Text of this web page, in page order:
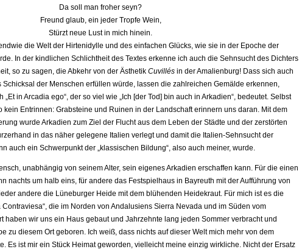
Da soll man froher seyn?
Freund glaub, ein jeder Tropfe Wein,
Stürzt neue Lust in mich hinein.
die Welt der Hirtenidylle und des einfachen Glücks, wie sie in der Epoche der
In der kindlichen Schlichtheit des Textes erkenne ich auch die Sehnsucht des Dichters
so zu sagen, die Abkehr von der Ästhetik Cuvillés in der Amalienburg! Dass sich auch
Schicksal der Menschen erfüllen würde, lassen die zahlreichen Gemälde erkennen,
in Arcadia ego“, der so viel wie „I ch [der Tod] bin auch in Arkadien“, bedeutet. Selbst
kein Entrinnen: Grabsteine und Ruinen in der Landschaft erinnern uns daran. Mit dem
wurde Arkadien zum Ziel der Flucht aus dem Leben der Städte und der zerstörten
in das näher gelegene Italien verlegt und damit die Italien-Sehnsucht der
auch ein Schwerpunkt der „klassischen Bildung“, also auch meiner, wurde.
unabhängig von seinem Alter, sein eigenes Arkadien erschaffen kann. Für die einen
nachts um halb eins, für andere das Festspielhaus in Bayreuth mit der Aufführung von
andere die Lüneburger Heide mit dem blühenden Heidekraut. Für mich ist es die
die im Norden von Andalusiens Sierra Nevada und im Süden vom
haben wir uns ein Haus gebaut und Jahrzehnte lang jeden Sommer verbracht und
zu diesem Ort geboren. Ich weiß, dass nichts auf dieser Welt mich mehr von dem
Es ist mir ein Stück Heimat geworden, vielleicht meine einzig wirkliche. Nicht der Ersatz